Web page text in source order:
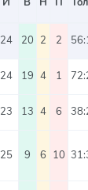
24 20 2 2
24 19 4 1
23 13 4 6
25 9 6 10